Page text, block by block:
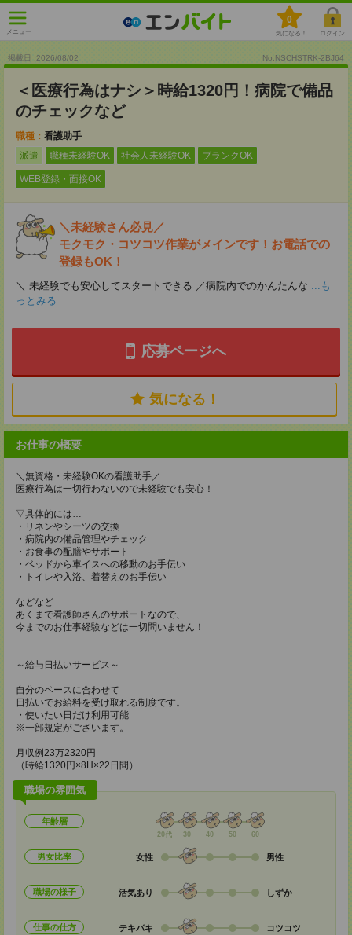
メニュー
0
気になる！ ログイン
掲載日 :2026/08/02 No.NSCHSTRK-2BJ64
＜医療行為はナシ＞時給1320円！病院で備品
のチェックなど
職種： 看護助手
派遣
職種未経験OK 社会人未経験OK ブランクOK
WEB登録・面接OK
＼未経験さん必見／
モクモク・コツコツ作業がメインです！お電話での
登録もOK！
＼ 未経験でも安心してスタートできる ／病院内でのかんたんな ...も
っとみる
応募ページへ
気になる！
お仕事の概要
＼無資格・未経験OKの看護助手／
医療行為は一切行わないので未経験でも安心！
▽具体的には…
・リネンやシーツの交換
・病院内の備品管理やチェック
・お食事の配膳やサポート
・ベッドから車イスへの移動のお手伝い
・トイレや入浴、着替えのお手伝い
などなど
あくまで看護師さんのサポートなので、
今までのお仕事経験などは一切問いません！
～給与日払いサービス～
自分のペースに合わせて
日払いでお給料を受け取れる制度です。
・使いたい日だけ利用可能
※一部規定がございます。
月収例23万2320円
（時給1320円×8H×22日間）
職場の雰囲気
年齢層
20代 30 40 50 60
男女比率 女性 男性
職場の様子 活気あり しずか
仕事の仕方 テキパキ コツコツ